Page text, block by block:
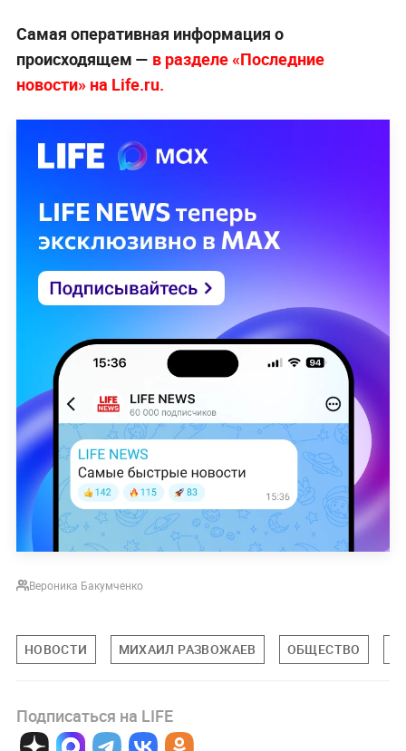
Самая оперативная информация о
происходящем — в разделе «Последние
новости» на Life.ru.
Вероника Бакумченко
НОВОСТИ МИХАИЛ РАЗВОЖАЕВ ОБЩЕСТВО
Подписаться на LIFE